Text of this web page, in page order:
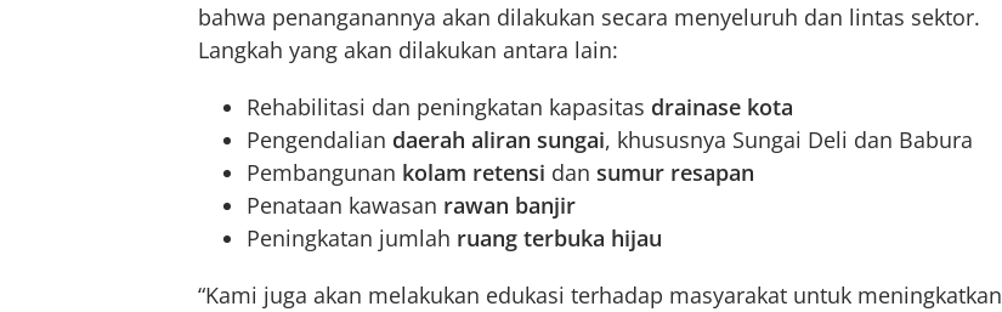
bahwa penanganannya akan dilakukan secara menyeluruh dan lintas sektor.
Langkah yang akan dilakukan antara lain:
Rehabilitasi dan peningkatan kapasitas drainase kota
Pengendalian daerah aliran sungai, khususnya Sungai Deli dan Babura
Pembangunan kolam retensi dan sumur resapan
Penataan kawasan rawan banjir
Peningkatan jumlah ruang terbuka hijau
“Kami juga akan melakukan edukasi terhadap masyarakat untuk meningkatkan